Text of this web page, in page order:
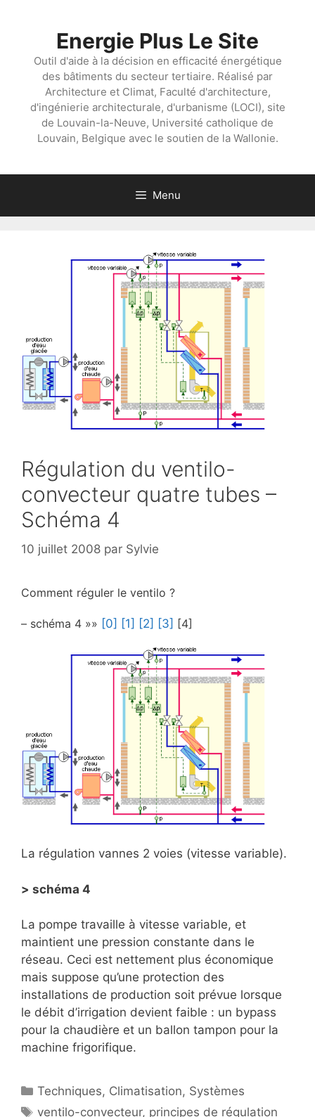
Energie Plus Le Site
Outil d'aide à la décision en efficacité énergétique
des bâtiments du secteur tertiaire. Réalisé par
Architecture et Climat, Faculté d'architecture,
d'ingénierie architecturale, d'urbanisme (LOCI), site
de Louvain-la-Neuve, Université catholique de
Louvain, Belgique avec le soutien de la Wallonie.
Menu
Régulation du ventilo-
convecteur quatre tubes –
Schéma 4
10 juillet 2008 par Sylvie
Comment réguler le ventilo ?
– schéma 4 »» [0] [1] [2] [3] [4]
La régulation vannes 2 voies (vitesse variable).
> schéma 4
La pompe travaille à vitesse variable, et
maintient une pression constante dans le
réseau. Ceci est nettement plus économique
mais suppose qu’une protection des
installations de production soit prévue lorsque
le débit d’irrigation devient faible : un bypass
pour la chaudière et un ballon tampon pour la
machine frigorifique.
Catégories
Techniques, Climatisation, Systèmes
Étiquettes
ventilo-convecteur, principes de régulation